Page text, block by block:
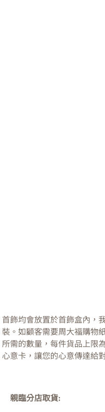
首飾均會放置於首飾盒內，
裝。如顧客需要周大福購物
所需的數量，每件貨品上限
心意卡，讓您的心意傳達給
親臨分店取貨: